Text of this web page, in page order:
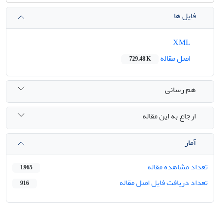
فایل ها
اصل مقاله
729.48 K
هم رسانی
ارجاع به این مقاله
آمار
تعداد مشاهده مقاله
1,965
تعداد دریافت فایل اصل مقاله 916